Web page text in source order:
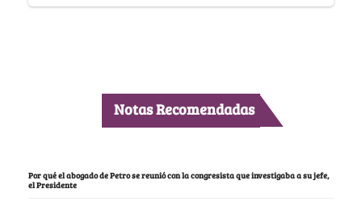
Notas Recomendadas
Por qué el abogado de Petro se reunió con la congresista que investigaba a su jefe,
el Presidente